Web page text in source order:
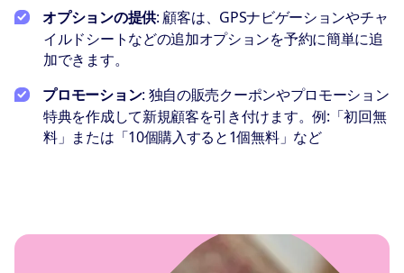
オプションの提供: 顧客は、GPSナビゲーションやチャ
イルドシートなどの追加オプションを予約に簡単に追
加できます。
プロモーション: 独自の販売クーポンやプロモーション
特典を作成して新規顧客を引き付けます。例:「初回無
料」または「10個購入すると1個無料」など